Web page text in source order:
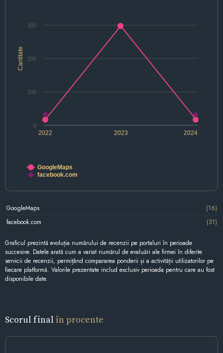
Cantitate
2022 2023 2024
0
100
200
300
GoogleMaps
facebook.com
GoogleMaps
(16)
facebook.com
(31)
Graficul prezintă evoluția numărului de recenzii pe portaluri în perioade
succesive. Datele arată cum a variat numărul de evaluări ale firmei în diferite
servicii de recenzii, permițând compararea ponderii și a activității utilizatorilor pe
fiecare platformă. Valorile prezentate includ exclusiv perioada pentru care au fost
disponibile date.
Scorul final în procente